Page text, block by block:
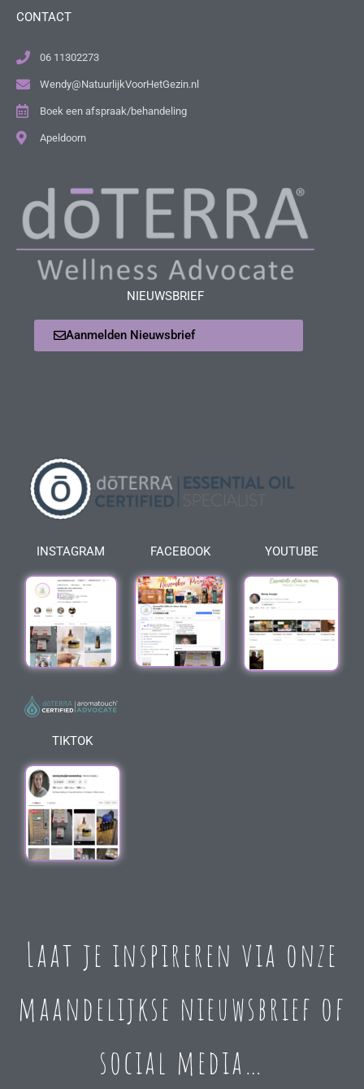
CONTACT
06 11302273
Wendy@NatuurlijkVoorHetGezin.nl
Boek een afspraak/behandeling
Apeldoorn
NIEUWSBRIEF
Aanmelden Nieuwsbrief
INSTAGRAM FACEBOOK YOUTUBE
TIKTOK
Laat je inspireren via onze
maandelijkse nieuwsbrief of
social media…